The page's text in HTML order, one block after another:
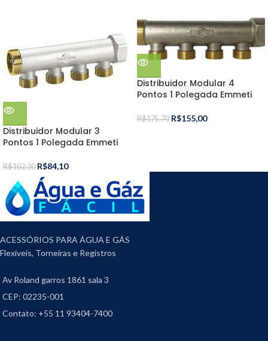
Distribuidor Modular 3
Pontos 1 Polegada Emmeti
R$102,30 R$84,10
Distribuidor Modular 4
Pontos 1 Polegada Emmeti
R$175,70 R$155,00
ACESSÓRIOS PARA ÁGUA E GÁS
Flexíveis, Torneiras e Registros
Av Roland garros 1861 sala 3
CEP: 02235-001
Contato: +55 11 93404-7400